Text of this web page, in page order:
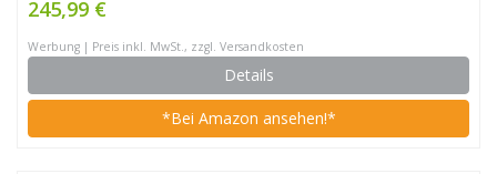
Abfalltonnenschrank, Grau 213×81×121 cm Stahl
245,99 €
Werbung | Preis inkl. MwSt., zzgl. Versandkosten
Details
*Bei Amazon ansehen!*